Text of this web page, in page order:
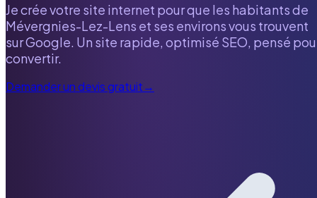
Je crée votre site internet pour que les habitants de
Mévergnies-Lez-Lens et ses environs vous trouvent
sur Google. Un site rapide, optimisé SEO, pensé
convertir.
Demander un devis gratuit→